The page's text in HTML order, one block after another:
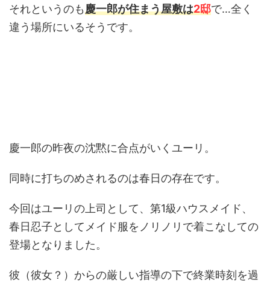
それというのも慶一郎が住まう屋敷は2邸で…全く
違う場所にいるそうです。
慶一郎の昨夜の沈黙に合点がいくユーリ。
同時に打ちのめされるのは春日の存在です。
今回はユーリの上司として、第1級ハウスメイド、
春日忍子としてメイド服をノリノリで着こなしての
登場となりました。
彼（彼女？）からの厳しい指導の下で終業時刻を過